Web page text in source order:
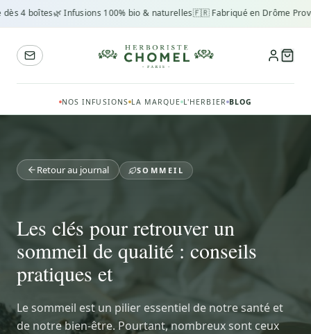
4 boîtes🌿 Infusions 100% bio & naturelles🇫🇷 Fabriqué en Drôme
NOS INFUSIONS LA MARQUE L'HERBIER BLOG
Retour au journal SOMMEIL
Les clés pour retrouver un
sommeil de qualité : conseils
pratiques et
Le sommeil est un pilier essentiel de notre santé et
de notre bien-être. Pourtant, nombreux sont ceux